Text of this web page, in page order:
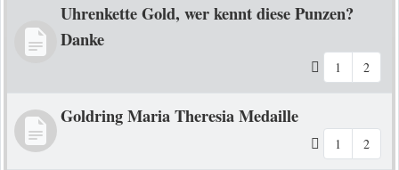
Uhrenkette Gold, wer kennt diese Punzen?
Danke
1 2
Goldring Maria Theresia Medaille
1 2